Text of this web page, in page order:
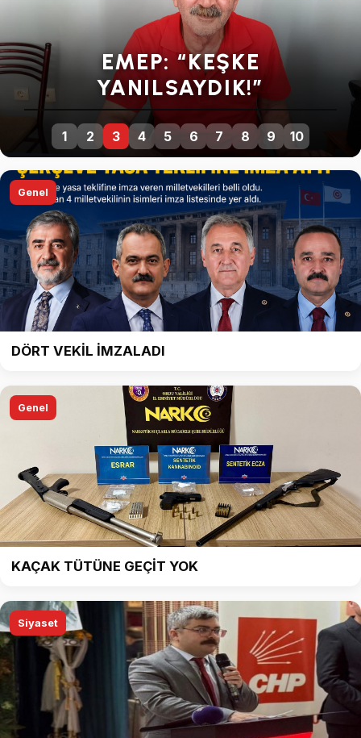
SEYİT TORUN: “ÜRETİCİNİN
EMEĞİNE VURULAN YENİ
BİR DARBEDİR”
1 2 3 4 5 6 7 8 9 10
Genel
DÖRT VEKİL İMZALADI
Genel
KAÇAK TÜTÜNE GEÇİT YOK
Siyaset